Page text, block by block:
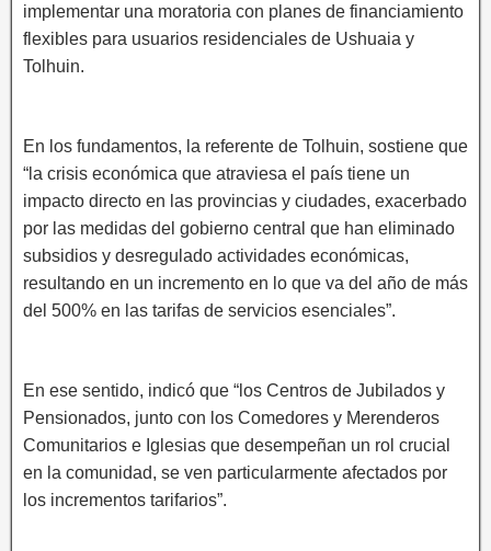
implementar una moratoria con planes de financiamiento
flexibles para usuarios residenciales de Ushuaia y
Tolhuin.
En los fundamentos, la referente de Tolhuin, sostiene que
“la crisis económica que atraviesa el país tiene un
impacto directo en las provincias y ciudades, exacerbado
por las medidas del gobierno central que han eliminado
subsidios y desregulado actividades económicas,
resultando en un incremento en lo que va del año de más
del 500% en las tarifas de servicios esenciales”.
En ese sentido, indicó que “los Centros de Jubilados y
Pensionados, junto con los Comedores y Merenderos
Comunitarios e Iglesias que desempeñan un rol crucial
en la comunidad, se ven particularmente afectados por
los incrementos tarifarios”.